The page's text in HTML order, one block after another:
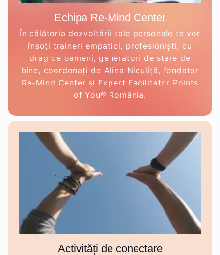
Echipa Re-Mind Center
În călătoria dezvoltării tale personale te vor
însoți traineri empatici, profesioniști, cu
drag de oameni, generatori de stare de
bine, coordonați de Alina Niculiță, fondator
Re-Mind Center și Expert Facilitator Points
of You® România.
Activități de conectare